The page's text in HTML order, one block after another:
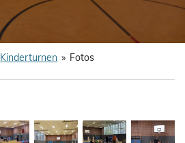
Kinderturnen » Fotos